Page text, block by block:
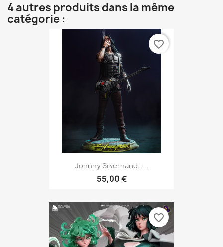
4 autres produits dans la même
catégorie :
Johnny Silverhand -...
55,00 €
favorite_border
favorite_border